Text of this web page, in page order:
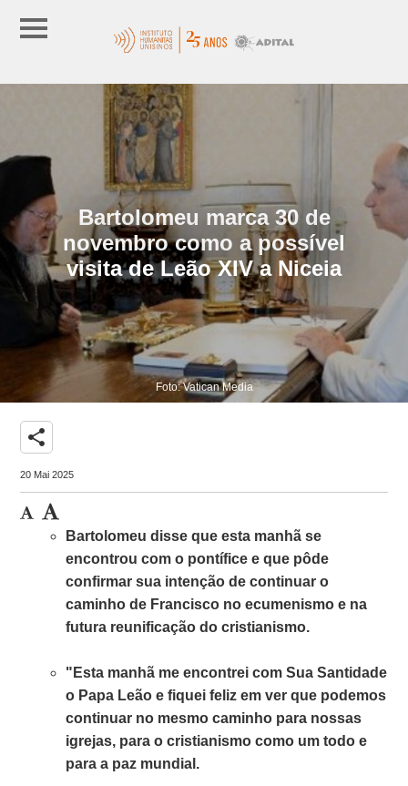
Bartolomeu marca 30 de
novembro como a possível
visita de Leão XIV a Niceia
Foto: Vatican Media
share
20 Mai 2025
Bartolomeu disse que esta manhã se
encontrou com o pontífice e que pôde
confirmar sua intenção de continuar o
caminho de Francisco no ecumenismo e na
futura reunificação do cristianismo.
"Esta manhã me encontrei com Sua Santidade
o Papa Leão e fiquei feliz em ver que podemos
continuar no mesmo caminho para nossas
igrejas, para o cristianismo como um todo e
para a paz mundial.